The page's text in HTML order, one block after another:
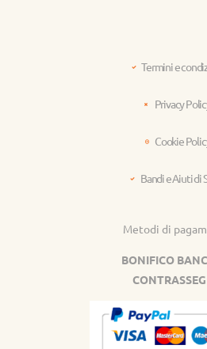
Termini e
Privacy
Cookie
Bandi e Aiuti di
Metodi di
BONIFICO